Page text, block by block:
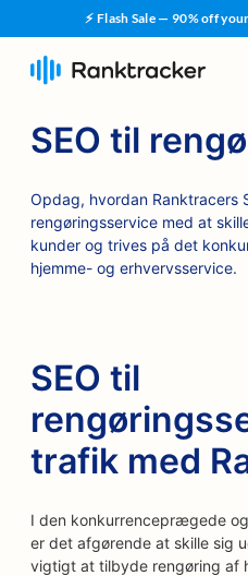
⚡ Flash Sale — 90% off
SEO til
Opdag, hvordan
rengøringsservice med at
kunder og trives på det
hjemme- og erhvervsservice.
SEO til
trafik med
I den konkurrenceprægede
er det afgørende at skille sig
vigtigt at tilbyde rengøring af